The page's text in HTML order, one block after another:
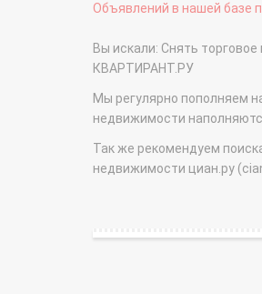
Объявлений в нашей базе
Вы искали: Снять
КВАРТИРАНТ.РУ
Мы регулярно пополняем
недвижимости
Так же рекомендуем
недвижимости циан.ру